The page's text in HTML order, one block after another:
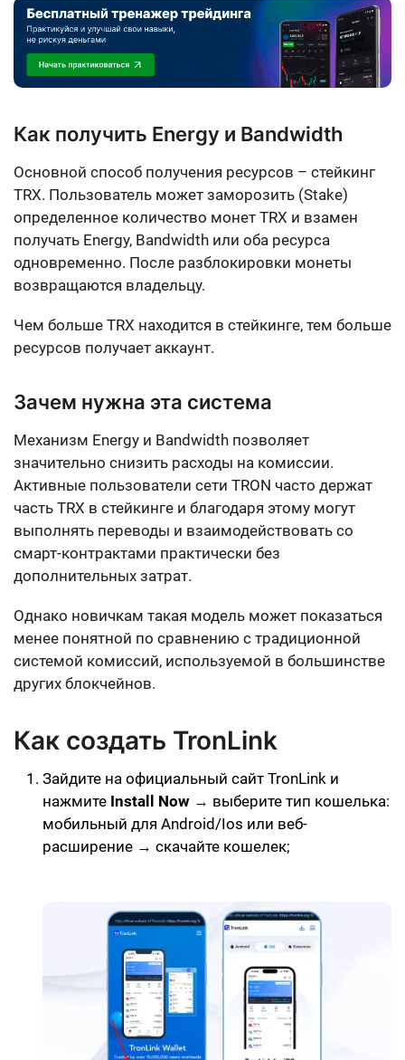
Как получить Energy и Bandwidth
Основной способ получения ресурсов – стейкинг
TRX. Пользователь может заморозить (Stake)
определенное количество монет TRX и взамен
получать Energy, Bandwidth или оба ресурса
одновременно. После разблокировки монеты
возвращаются владельцу.
Чем больше TRX находится в стейкинге, тем больше
ресурсов получает аккаунт.
Зачем нужна эта система
Механизм Energy и Bandwidth позволяет
значительно снизить расходы на комиссии.
Активные пользователи сети TRON часто держат
часть TRX в стейкинге и благодаря этому могут
выполнять переводы и взаимодействовать со
смарт-контрактами практически без
дополнительных затрат.
Однако новичкам такая модель может показаться
менее понятной по сравнению с традиционной
системой комиссий, используемой в большинстве
других блокчейнов.
Как создать TronLink
Зайдите на официальный сайт TronLink и
нажмите Install Now → выберите тип кошелька:
мобильный для Android/Ios или веб-
расширение → скачайте кошелек;